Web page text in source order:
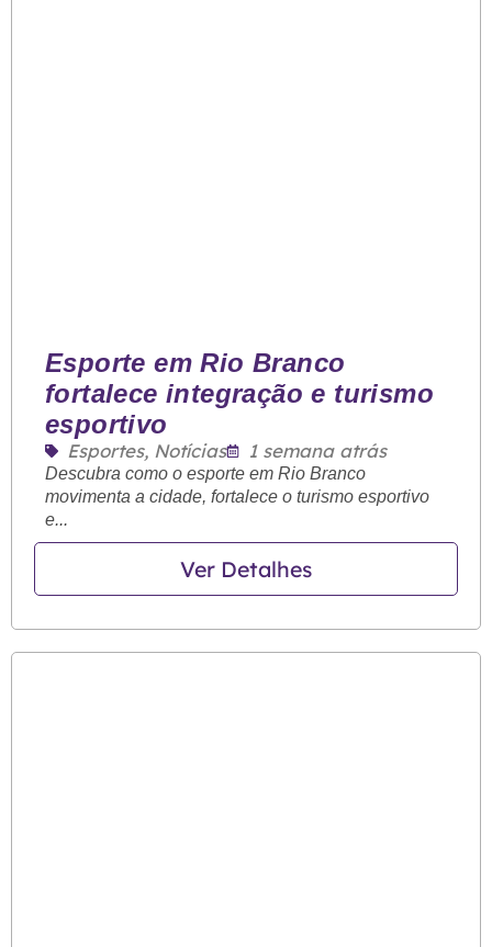
Esporte em Rio Branco
fortalece integração e turismo
esportivo
Esportes, Notícias 1 semana atrás
Descubra como o esporte em Rio Branco
movimenta a cidade, fortalece o turismo esportivo
e...
Ver Detalhes